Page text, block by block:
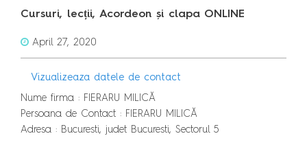
Cursuri, lecții, Acordeon și clapa ONLINE
April 27, 2020
Vizualizeaza datele de contact
Nume firma : FIERARU MILICĂ
Persoana de Contact : FIERARU MILICĂ
Adresa : Bucuresti, judet Bucuresti, Sectorul 5